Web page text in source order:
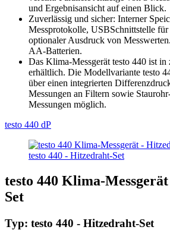
und Ergebnisansicht auf einen Blick.
Zuverlässig und sicher: Interner
Messprotokolle, USBSchnittstelle
optionaler Ausdruck von
AA-Batterien.
Das Klima-Messgerät testo 440 ist in
erhältlich. Die Modellvariante testo
über einen integrierten
Messungen an Filtern sowie
Messungen möglich.
testo 440 dP
testo 440 - Hitzedraht-Set
testo 440 Klima-
Set
Typ: testo 440 - Hitzedraht-Set